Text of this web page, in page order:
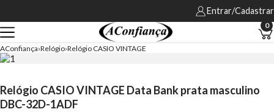
Entrar/Cadastrar
0
AConfiança Relógio Relógio CASIO VINTAGE
Relógio CASIO VINTAGE Data Bank prata masculino
DBC-32D-1ADF